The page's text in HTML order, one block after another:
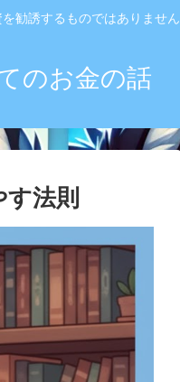
勧誘するものではありません
のお金の話
法則